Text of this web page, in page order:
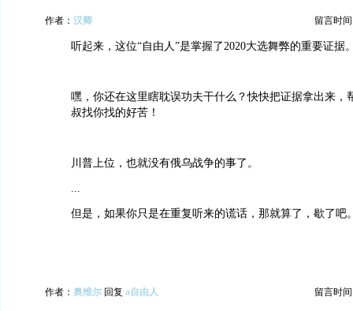
作者： 汉卿 留言时间
听起来，这位“自由人”是掌握了2020大选舞弊的重要证据
嘿，你还在这里瞎耽误功夫干什么？快快把证据拿出来，
叔找你找的好苦！
川普上位，也就没有俄乌战争的事了。
...
但是，如果你只是在重复听来的谎话，那就算了，歇了吧
作者： 奥维尔 回复 a自由人 留言时间